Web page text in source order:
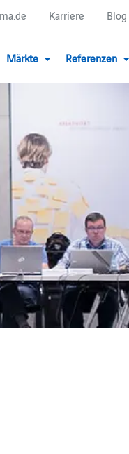
Karriere Blog
Märkte Referenzen